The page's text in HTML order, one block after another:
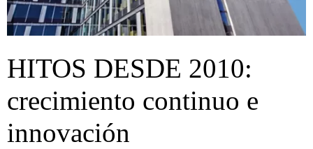
HITOS DESDE 2010:
crecimiento continuo e
innovación